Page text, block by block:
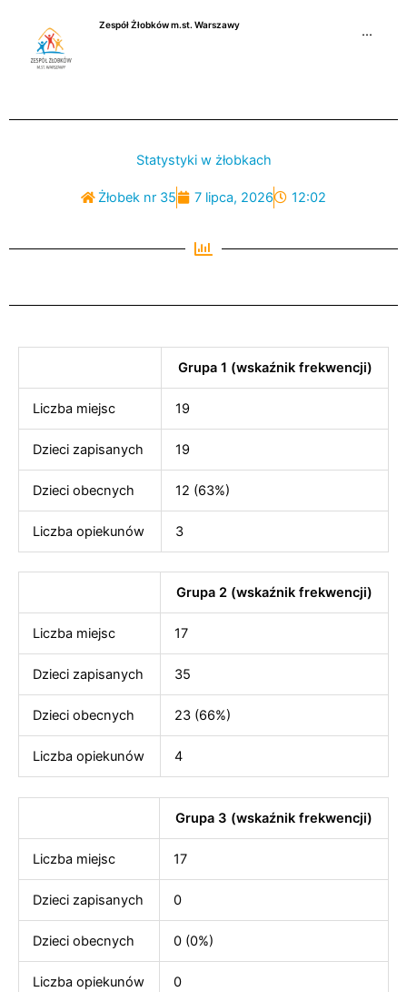
Zespół Żłobków m.st. Warszawy
···
Statystyki w żłobkach
Żłobek nr 35 7 lipca, 2026 12:02
Grupa 1 (wskaźnik frekwencji)
Liczba miejsc 19
Dzieci zapisanych 19
Dzieci obecnych 12 (63%)
Liczba opiekunów 3
Grupa 2 (wskaźnik frekwencji)
Liczba miejsc 17
Dzieci zapisanych 35
Dzieci obecnych 23 (66%)
Liczba opiekunów 4
Grupa 3 (wskaźnik frekwencji)
Liczba miejsc 17
Dzieci zapisanych 0
Dzieci obecnych 0 (0%)
Liczba opiekunów 0